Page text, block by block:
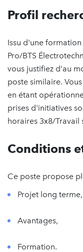
Profil
Issu d'une
Pro/BTS
vous justifiez d'au
poste similaire.
en étant
prises d'initiatives
horaires 3x8/Travail
Conditions
Ce poste propose
Projet long terme,
Avantages,
Formation.